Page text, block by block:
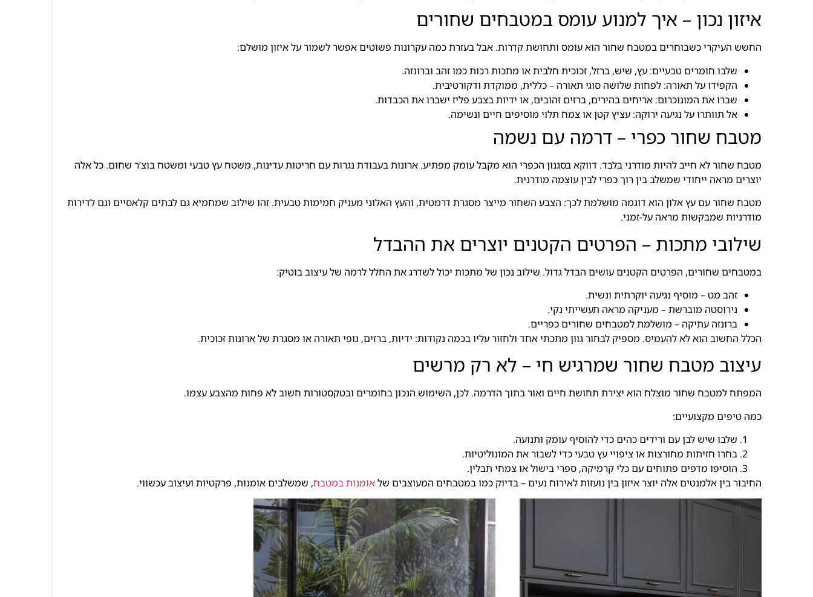
איזון נכון – איך למנוע עומס במטבחים שחורים
החשש העיקרי כשבוחרים במטבח שחור הוא עומס ותחושת קדרות. אבל בעזרת כמה עקרונות פשוטים אפשר לשמור על איזון מושלם:
שלבו חומרים טבעיים: עץ, שיש, ברזל, זכוכית חלבית או מתכות רכות כמו זהב וברונזה.
הקפידו על תאורה: לפחות שלושה סוגי תאורה – כללית, ממוקדת ודקורטיבית.
שברו את המונוכרום: אריחים בהירים, ברזים זהובים, או ידיות בצבע פליז ישברו את הכבדות.
אל תוותרו על נגיעה ירוקה: עציץ קטן או צמח תלוי מוסיפים חיים ונשימה.
מטבח שחור כפרי – דרמה עם נשמה
מטבח שחור לא חייב להיות מודרני בלבד. דווקא בסגנון הכפרי הוא מקבל עומק מפתיע. ארונות בעבודת נגרות עם חריטות עדינות, משטח עץ טבעי ומשטח בוצ’ר שחום. כל אלה
יוצרים מראה ייחודי שמשלב בין רוך כפרי לבין עוצמה מודרנית.
מטבח שחור עם עץ אלון הוא דוגמה מושלמת לכך: הצבע השחור מייצר מסגרת דרמטית, והעץ האלוני מעניק חמימות טבעית. זהו שילוב שמחמיא גם לבתים קלאסיים וגם לדירות
מודרניות שמבקשות מראה על-זמני.
שילובי מתכות – הפרטים הקטנים יוצרים את ההבדל
במטבחים שחורים, הפרטים הקטנים עושים הבדל גדול. שילוב נכון של מתכות יכול לשדרג את החלל לרמה של עיצוב בוטיק:
זהב מט – מוסיף נגיעה יוקרתית ונשית.
נירוסטה מוברשת – מעניקה מראה תעשייתי נקי.
ברונזה עתיקה – מושלמת למטבחים שחורים כפריים.
הכלל החשוב הוא לא להעמיס. מספיק לבחור גוון מתכתי אחד ולחזור עליו בכמה נקודות: ידיות, ברזים, גופי תאורה או מסגרת של ארונות זכוכית.
עיצוב מטבח שחור שמרגיש חי – לא רק מרשים
המפתח למטבח שחור מוצלח הוא יצירת תחושת חיים ואור בתוך הדרמה. לכן, השימוש הנכון בחומרים ובטקסטורות חשוב לא פחות מהצבע עצמו.
כמה טיפים מקצועיים:
שלבו שיש לבן עם ורידים כהים כדי להוסיף עומק ותנועה.
בחרו חזיתות מחורצות או ציפויי עץ טבעי כדי לשבור את המונוליטיות.
הוסיפו מדפים פתוחים עם כלי קרמיקה, ספרי בישול או צמחי תבלין.
החיבור בין אלמנטים אלה יוצר איזון בין נועזות לאירוח נעים – בדיוק כמו במטבחים המעוצבים שלאומנות במטבח, שמשלבים אומנות, פרקטיות ועיצוב עכשווי.